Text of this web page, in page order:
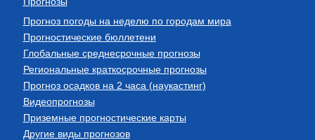
Прогноз погоды на неделю по городам мира
Прогностические бюллетени
Глобальные среднесрочные прогнозы
Региональные краткосрочные прогнозы
Прогноз осадков на 2 часа (наукастинг)
Видеопрогнозы
Приземные прогностические карты
Другие виды прогнозов